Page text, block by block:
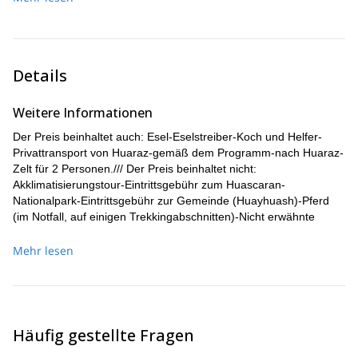
Details
Weitere Informationen
Der Preis beinhaltet auch: Esel-Eselstreiber-Koch und Helfer-
Privattransport von Huaraz-gemäß dem Programm-nach Huaraz-
Zelt für 2 Personen./// Der Preis beinhaltet nicht:
Akklimatisierungstour-Eintrittsgebühr zum Huascaran-
Nationalpark-Eintrittsgebühr zur Gemeinde (Huayhuash)-Pferd
(im Notfall, auf einigen Trekkingabschnitten)-Nicht erwähnte
Kletterausrüstung (Schlafsack, Kletterstiefel, Steigeisen, Eispickel,
Mehr lesen
Häufig gestellte Fragen